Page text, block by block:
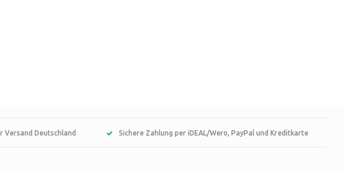
Versand Deutschland Sichere Zahlung per iDEAL/Wero, PayPal und Kreditkarte